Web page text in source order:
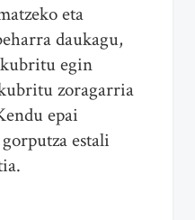
eta
daukagu,
egin
zoragarria
epai
estali